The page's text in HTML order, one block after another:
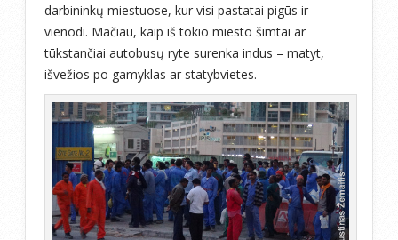
darbininkų miestuose, kur visi pastatai pigūs ir
vienodi. Mačiau, kaip iš tokio miesto šimtai ar
tūkstančiai autobusų ryte surenka indus – matyt,
išvežios po gamyklas ar statybvietes.